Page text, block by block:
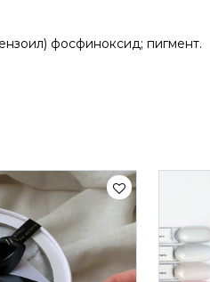
фосфиноксид; пигмент.